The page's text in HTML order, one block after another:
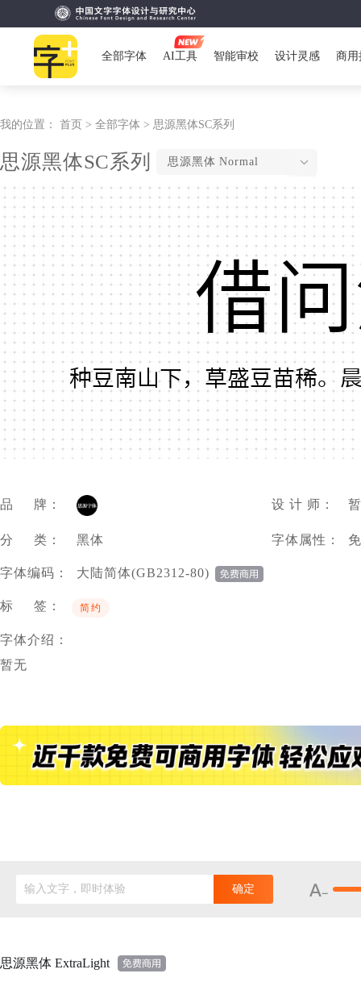
全部字体 AI工具 智能审校 设计灵感 商用
我的位置： 首页 > 全部字体 > 思源黑体SC系列
思源黑体SC系列 思源黑体 Normal
借
种豆南山下，草盛豆苗稀。
品 牌： 设 计 师：
分 类： 黑体 字体属性：
字体编码： 大陆简体(GB2312-80)
标 签： 简约
字体介绍：
暂无
输入文字，即时体验 确定
思源黑体 ExtraLight